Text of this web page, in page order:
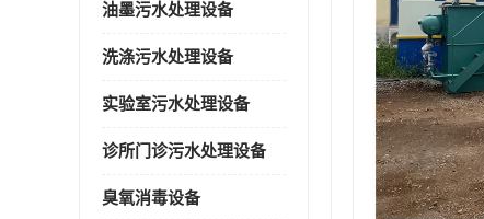
油墨污水处理设备
洗涤污水处理设备
实验室污水处理设备
诊所门诊污水处理设备
臭氧消毒设备